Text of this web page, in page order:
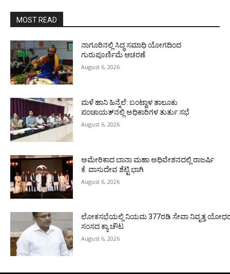
MOST READ
ನಾಗೂರಿನಲ್ಲಿ ಸಿದ್ಧ ಸಮಾಧಿ ಯೋಗದಿಂದ
ಗುರುಪೂರ್ಣಿಮೆ ಆಚರಣೆ
August 6, 2026
ಮಳೆ ಹಾನಿ ಹಿನ್ನೆಲೆ: ಬಂಟ್ವಾಳ ತಾಲೂಕು
ಪಂಚಾಯತ್‌ನಲ್ಲಿ ಅಧಿಕಾರಿಗಳ ತುರ್ತು ಸಭೆ
August 6, 2026
ಅಮೇರಿಕಾದ ಬಾನಾ ಮಹಾ ಅಧಿವೇಶನದಲ್ಲಿ ರಾಜರ್ಷಿ
ಕೆ. ವಾಸುದೇವ ಶೆಟ್ಟಿ ಭಾಗಿ
August 6, 2026
ಲೋಕಸಭೆಯಲ್ಲಿ ನಿಯಮ 377ರಡಿ ಸೇವಾ ನಿವೃತ್ತ
ಸಂಸದ ಕ್ಯಾ.ಚೌಟ
August 6, 2026